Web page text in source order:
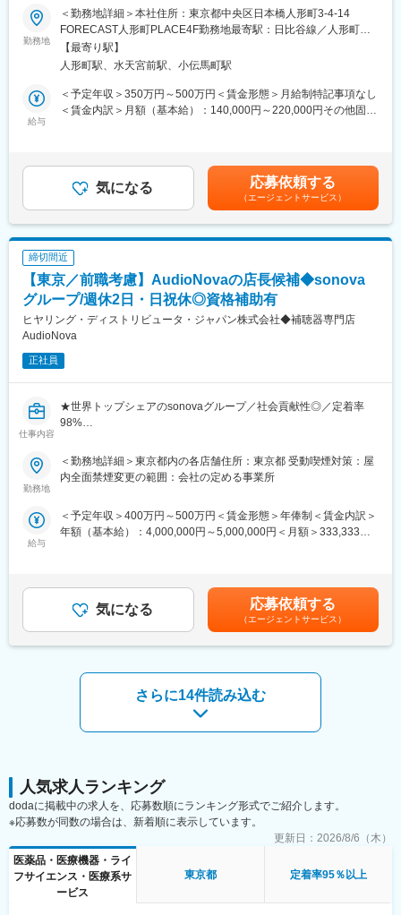
ートまで社内一貫体制を整えており、国公立病院、大学病院、医
療研究機関及び大手製薬メーカーの顧客の要望に応えています。
※取引先…製薬・医療機器メーカー他上場企業多数
・平均勤続年数10年以上、 育休取得率100％以上、育児・介護制
変更の範囲：会社の定める業務
■担当業務：
緑内障や白内障など眼科領域と皮膚科領域に特化した治験コーデ
ィネーター（CRC:Clinical Research Coordinator）として、患者
さんに新しい治療薬を届けるサポートを行います。
◇CRC業務：
病院などの医療機関で行われる新薬の治験の支援を担当します。
ズに行われるよう、担当医師の指示のもとで医学的判断を伴わな
い治験業務をサポートします。
ンで1名、サブで2名がつくという体制をとっています。
・同社で受託している治験案件のおよそ9割が眼科領域です。
眼科は診療時間が決まっていることなどから担当施設の医師との
連絡も取りやすく、他の領域と異なり就業時間が長時間化しにく
・同社の従業員の約8割がCRC職です。
豊富な実績と先輩社員も多いことからOJT体制も確立されていま
多くの方が未経験からの入社ですが、その後活躍しマネージャー
になった方などキャリアアップも可能な環境です。
勤務地
＜勤務地詳細＞本社住所：東京都中央区日本橋人形町3-4-14
FORECAST人形町PLACE4F勤務地最寄駅：日比谷線／人形町駅
受動喫煙対策：屋内全面禁煙変更の範囲：会社の定める事業所
【最寄り駅】
人形町駅、水天宮前駅、小伝馬町駅
給与
＜予定年収＞350万円～500万円＜賃金形態＞月給制特記事項なし
＜賃金内訳＞月額（基本給）：140,000円～220,000円その他固定
回）：4月■その他固定手当：物価手当、職種手当等賃金はあくま
でも目安の金額であり、選考を通じて上下する可能性がありま
す。月給(月額)は固定手当を含めた表記です。
気になる 応募依頼する
（エージェントサービス）
締切間近
【東京／前職考慮】AudioNovaの店長候補◆sonova
グループ/週休2日・日祝休◎資格補助有
ヒヤリング・ディストリビュータ・ジャパン株式会社◆補聴器専門店
AudioNova
正社員
仕事内容
★世界トップシェアのsonovaグループ／社会貢献性◎／定着率
98%
との両立◎
★資格補助1万円／個人ノルマなし／充実した教育体制と評価制度
同社店舗の補聴器専門店AudioNova（東京エリアでの勤務）に所
属していただき、研修後は店舗や提携している病院の補聴器外
■業務の流れ：
◎お客様の目的や悩みをヒアリング
お客様の状況、お悩み、生活スタイルをヒアリング。一人ひとり
に合った最善の商品をご提案できるよう、お客様に寄り添ってお
聴力測定機器を使用し、細やかな「きこえ」の状態をチェック
（100種類以上にも及ぶ各種メーカーの補聴器を取り扱っていま
す）
◎販売
PCで出力を微調整後、補聴器を1週間～2週間程度お試しいただ
き、気に入っていただけた後にご購入となります。
◎アフターサポート
3カ月に1回程度、定期的にメンテナンスにきていただくため、お
勤務地
＜勤務地詳細＞東京都内の各店舗住所：東京都 受動喫煙対策：屋
内全面禁煙変更の範囲：会社の定める事業所
給与
＜予定年収＞400万円～500万円＜賃金形態＞年俸制＜賃金内訳＞
年額（基本給）：4,000,000円～5,000,000円＜月額＞333,333円
選考を通じて上下する可能性があります。■モデルプラン※あくま
で一例です。・店舗店長400万～500万・エリアマネージャー550
万以上賃金はあくまでも目安の金額であり、選考を通じて上下す
る可能性があります。月給(月額)は固定手当を含めた表記です。
気になる 応募依頼する
（エージェントサービス）
さらに14件読み込む
人気求人ランキング
dodaに掲載中の求人を、応募数順にランキング形式でご紹介します。
※応募数が同数の場合は、新着順に表示しています。
更新日： 2026/8/6（木）
医薬品・医療機器・ライ
フサイエンス・医療系サ
ービス
東京都 定着率95％以上